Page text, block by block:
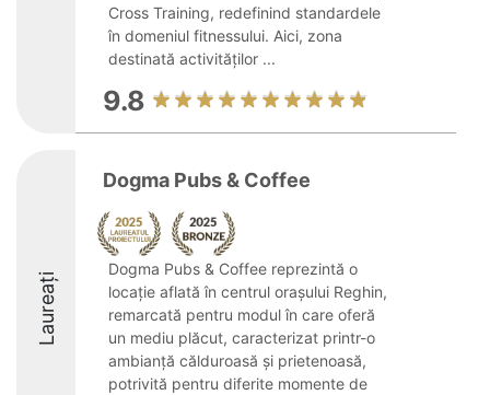
Cross Training, redefinind standardele
în domeniul fitnessului. Aici, zona
destinată activităților ...
9.8
Laureați
Dogma Pubs & Coffee
Dogma Pubs & Coffee reprezintă o
locație aflată în centrul orașului Reghin,
remarcată pentru modul în care oferă
un mediu plăcut, caracterizat printr-o
ambianță călduroasă și prietenoasă,
potrivită pentru diferite momente de